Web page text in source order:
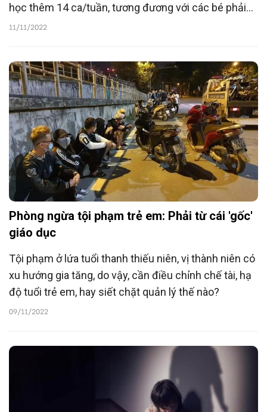
học thêm 14 ca/tuần, tương đương với các bé phải
học liên tục cả buổi trên trường học, gần như không
11/11/2022
Phòng ngừa tội phạm trẻ em: Phải từ cái 'gốc'
giáo dục
Tội phạm ở lứa tuổi thanh thiếu niên, vị thành niên có
xu hướng gia tăng, do vậy, cần điều chỉnh chế tài, hạ
độ tuổi trẻ em, hay siết chặt quản lý thế nào?
09/11/2022